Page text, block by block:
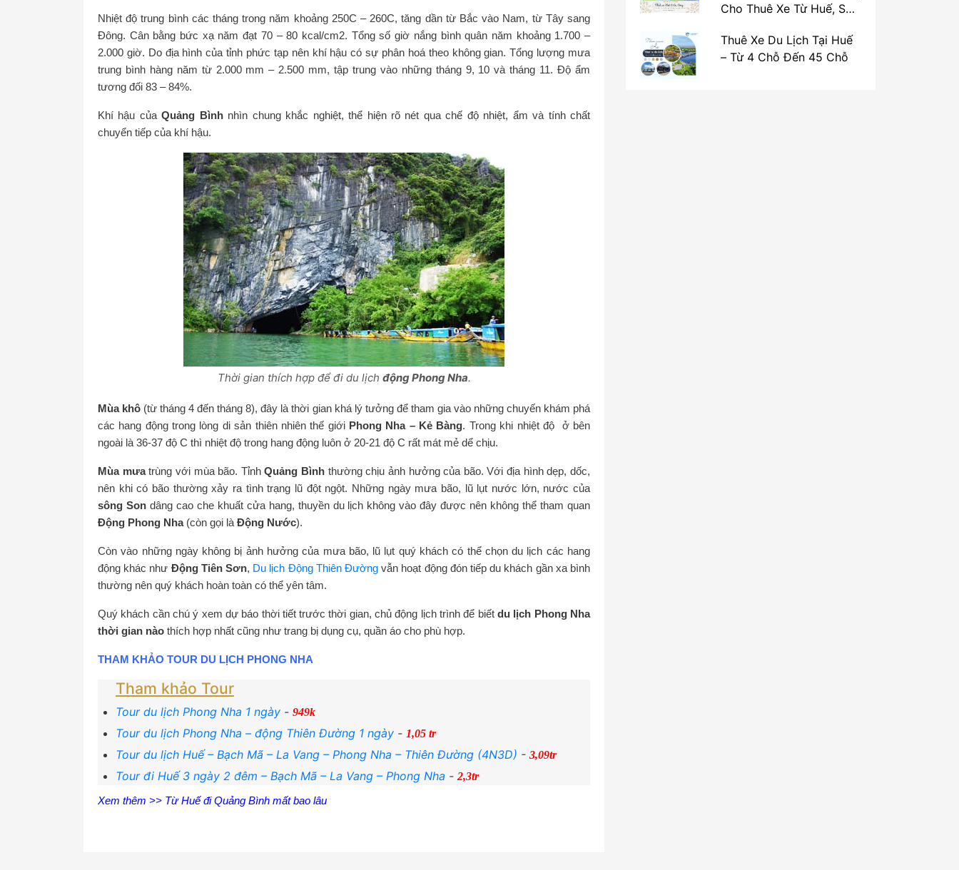
Nhiệt độ trung bình các tháng trong năm khoảng 250C – 260C, tăng dần từ Bắc vào Nam, từ Tây sang
Đông. Cân bằng bức xạ năm đạt 70 – 80 kcal/cm2. Tổng số giờ nắng bình quân năm khoảng 1.700 –
2.000 giờ. Do địa hình của tỉnh phức tạp nên khí hậu có sự phân hoá theo không gian. Tổng lượng mưa
trung bình hàng năm từ 2.000 mm – 2.500 mm, tập trung vào những tháng 9, 10 và tháng 11. Độ ẩm
tương đối 83 – 84%.
Khí hậu củaQuảng Bìnhnhìn chung khắc nghiệt, thể hiện rõ nét qua chế độ nhiệt, ẩm và tính chất
chuyển tiếp của khí hậu.
Thời gian thích hợp để đi du lịch động Phong Nha.
Mùa khô (từ tháng 4 đến tháng 8), đây là thời gian khá lý tưởng để tham gia vào những chuyến khám phá
các hang động trong lòng di sản thiên nhiên thế giới Phong Nha – Kẻ Bàng. Trong khi nhiệt độ ở bên
ngoài là 36-37 độ C thì nhiệt độ trong hang động luôn ở 20-21 độ C rất mát mẻ dể chịu.
Mùa mưatrùng với mùa bão. TỉnhQuảng Bình thường chịu ảnh hưởng của bão. Với địa hình dẹp, dốc,
nên khi có bão thường xảy ra tình trạng lũ đột ngột. Những ngày mưa bão, lũ lụt nước lớn, nước của
sông Sondâng cao che khuất cửa hang, thuyền du lịch không vào đây được nên không thể tham quan
Động Phong Nha(còn gọi là Động Nước).
Còn vào những ngày không bị ảnh hưởng của mưa bão, lũ lụt quý khách có thể chọn du lịch các hang
động khác như Động Tiên Sơn, Du lịch Động Thiên Đường vẫn hoạt động đón tiếp du khách gần xa bình
thường nên quý khách hoàn toàn có thể yên tâm.
Quý khách cần chú ý xem dự báo thời tiết trước thời gian, chủ động lịch trình để biếtdu lịch Phong Nha
thời gian nào thích hợp nhất cũng như trang bị dụng cụ, quần áo cho phù hợp.
THAM KHẢO TOUR DU LỊCH PHONG NHA
Tham khảo Tour
Tour du lịch Phong Nha 1 ngày - 949k
Tour du lịch Phong Nha – động Thiên Đường 1 ngày - 1,05 tr
Tour du lịch Huế – Bạch Mã – La Vang – Phong Nha – Thiên Đường (4N3D) - 3,09tr
Tour đi Huế 3 ngày 2 đêm – Bạch Mã – La Vang – Phong Nha - 2,3tr
Xem thêm >> Từ Huế đi Quảng Bình mất bao lâu
Cho Thuê Xe Từ Huế, Sân
La Vang
Thuê Xe Du Lịch Tại Huế
– Từ 4 Chỗ Đến 45 Chỗ